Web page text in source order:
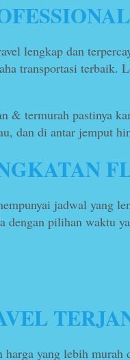
lengkap dan
transportasi terbaik.
& termurah pastinya
dan di antar jemput
jadwal yang
dengan pilihan waktu
yang lebih murah
Bandung Bandara